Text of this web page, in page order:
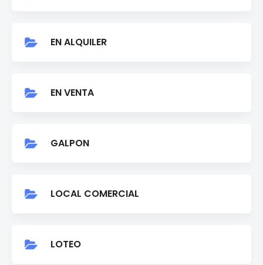
Buscar
EN ALQUILER
EN VENTA
GALPON
LOCAL COMERCIAL
LOTEO